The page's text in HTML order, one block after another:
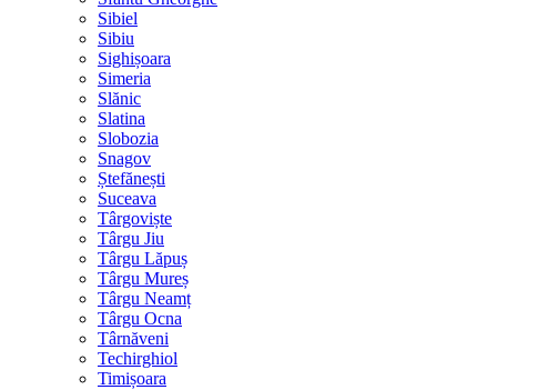
Sibiel
Sibiu
Sighișoara
Simeria
Slănic
Slatina
Slobozia
Snagov
Ștefănești
Suceava
Târgoviște
Târgu Jiu
Târgu Lăpuș
Târgu Mureș
Târgu Neamț
Târgu Ocna
Târnăveni
Techirghiol
Timișoara